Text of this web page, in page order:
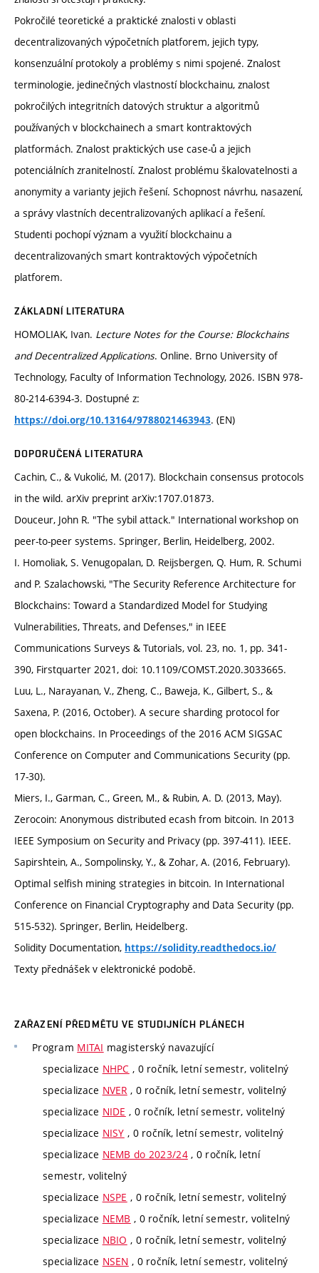
Pokročilé teoretické a praktické znalosti v oblasti
decentralizovaných výpočetních platforem, jejich typy,
konsenzuální protokoly a problémy s nimi spojené. Znalost
terminologie, jedinečných vlastností blockchainu, znalost
pokročilých integritních datových struktur a algoritmů
používaných v blockchainech a smart kontraktových
platformách. Znalost praktických use case-ů a jejich
potenciálních zranitelností. Znalost problému škalovatelnosti a
anonymity a varianty jejich řešení. Schopnost návrhu, nasazení,
a správy vlastních decentralizovaných aplikací a řešení.
Studenti pochopí význam a využití blockchainu a
decentralizovaných smart kontraktových výpočetních
platforem.
ZÁKLADNÍ LITERATURA
HOMOLIAK, Ivan. Lecture Notes for the Course: Blockchains
and Decentralized Applications. Online. Brno University of
Technology, Faculty of Information Technology, 2026. ISBN 978-
80-214-6394-3. Dostupné z:
https://doi.org/10.13164/9788021463943. (EN)
DOPORUČENÁ LITERATURA
Cachin, C., & Vukolić, M. (2017). Blockchain consensus protocols
in the wild. arXiv preprint arXiv:1707.01873.
Douceur, John R. "The sybil attack." International workshop on
peer-to-peer systems. Springer, Berlin, Heidelberg, 2002.
I. Homoliak, S. Venugopalan, D. Reijsbergen, Q. Hum, R. Schumi
and P. Szalachowski, "The Security Reference Architecture for
Blockchains: Toward a Standardized Model for Studying
Vulnerabilities, Threats, and Defenses," in IEEE
Communications Surveys & Tutorials, vol. 23, no. 1, pp. 341-
390, Firstquarter 2021, doi: 10.1109/COMST.2020.3033665.
Luu, L., Narayanan, V., Zheng, C., Baweja, K., Gilbert, S., &
Saxena, P. (2016, October). A secure sharding protocol for
open blockchains. In Proceedings of the 2016 ACM SIGSAC
Conference on Computer and Communications Security (pp.
17-30).
Miers, I., Garman, C., Green, M., & Rubin, A. D. (2013, May).
Zerocoin: Anonymous distributed ecash from bitcoin. In 2013
IEEE Symposium on Security and Privacy (pp. 397-411). IEEE.
Sapirshtein, A., Sompolinsky, Y., & Zohar, A. (2016, February).
Optimal selfish mining strategies in bitcoin. In International
Conference on Financial Cryptography and Data Security (pp.
515-532). Springer, Berlin, Heidelberg.
Solidity Documentation, https://solidity.readthedocs.io/
Texty přednášek v elektronické podobě.
ZAŘAZENÍ PŘEDMĚTU VE STUDIJNÍCH PLÁNECH
Program MITAI magisterský navazující
specializace NHPC , 0 ročník, letní semestr, volitelný
specializace NVER , 0 ročník, letní semestr, volitelný
specializace NIDE , 0 ročník, letní semestr, volitelný
specializace NISY , 0 ročník, letní semestr, volitelný
specializace NEMB do 2023/24, 0 ročník, letní
semestr, volitelný
specializace NSPE , 0 ročník, letní semestr, volitelný
specializace NEMB , 0 ročník, letní semestr, volitelný
specializace NBIO , 0 ročník, letní semestr, volitelný
specializace NSEN , 0 ročník, letní semestr, volitelný